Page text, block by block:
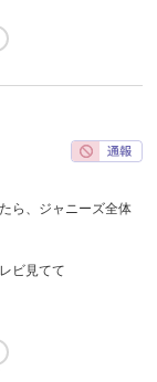
ら、ジャニーズ全体
ビ見てて